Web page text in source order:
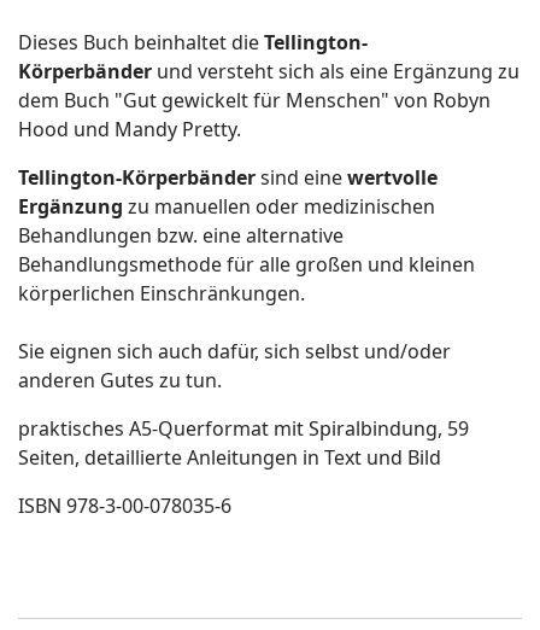
Dieses Buch beinhaltet dieTellington-
Körperbänder und versteht sich als eine Ergänzung zu
dem Buch "Gut gewickelt für Menschen" von Robyn
Hood und Mandy Pretty.
Tellington-Körperbändersind einewertvolle
Ergänzung zu manuellen oder medizinischen
Behandlungen bzw. eine alternative
Behandlungsmethode für alle großen und kleinen
körperlichen Einschränkungen.
Sie eignen sich auch dafür, sich selbst und/oder
anderen Gutes zu tun.
praktisches A5-Querformat mit Spiralbindung, 59
Seiten, detaillierte Anleitungen in Text und Bild
ISBN 978-3-00-078035-6